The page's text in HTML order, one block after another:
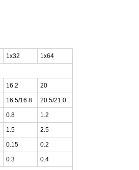
1x32 1x64
16.2 20
16.5/16.8 20.5/21.0
0.8 1.2
1.5 2.5
0.15 0.2
0.3 0.4